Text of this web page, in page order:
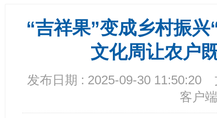
“吉祥果”变成乡村振
文化周让农户
发布日期 : 2025-09-30 11:50:20
客户端